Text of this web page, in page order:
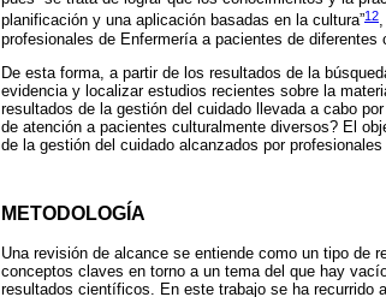
planificación y una aplicación basadas en la cultura”12
profesionales de Enfermería a pacientes de diferentes
De esta forma, a partir de los resultados de la
evidencia y localizar estudios recientes sobre la
resultados de la gestión del cuidado llevada a cabo
de atención a pacientes culturalmente diversos? El
de la gestión del cuidado alcanzados por
METODOLOGÍA
Una revisión de alcance se entiende como un tipo de
conceptos claves en torno a un tema del que hay
resultados científicos. En este trabajo se ha recurrido